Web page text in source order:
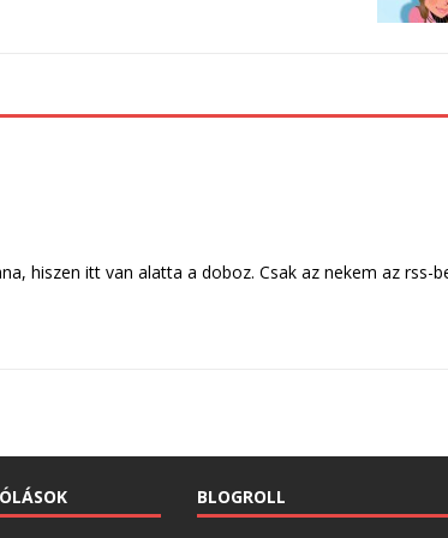
hiszen itt van alatta a doboz. Csak az nekem az rss-
BLOGROLL